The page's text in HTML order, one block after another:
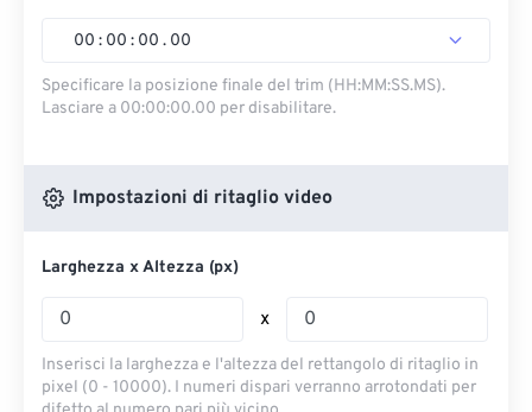
00 : 00 : 00 . 00
Specificare la posizione finale del trim (HH:MM:SS.MS).
Lasciare a 00:00:00.00 per disabilitare.
Impostazioni di ritaglio video
Larghezza x Altezza (px)
x
Inserisci la larghezza e l'altezza del rettangolo di ritaglio in
pixel (0 - 10000). I numeri dispari verranno arrotondati per